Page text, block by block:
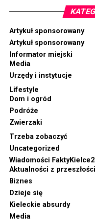
Artykuł sponsorowany
Artykuł sponsorowany
Informator miejski
Media
Urzędy i instytucje
Lifestyle
Dom i ogród
Podróże
Zwierzaki
Trzeba zobaczyć
Uncategorized
Wiadomości
Aktualności z przeszłości
Biznes
Dzieje się
Kieleckie absurdy
Media